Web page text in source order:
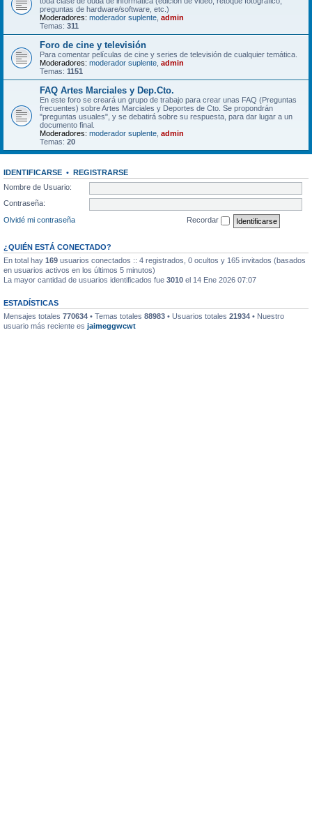
preguntas de hardware/software, etc.)
Moderadores: moderador suplente admin
Temas: 311
Foro de cine y televisión
Para comentar películas de cine y series de televisión de cualquier temática.
Moderadores: moderador suplente admin
Temas: 1151
FAQ Artes Marciales y Dep.Cto.
En este foro se creará un grupo de trabajo para crear unas FAQ (Preguntas
frecuentes) sobre Artes Marciales y Deportes de Cto. Se propondrán
"preguntas usuales", y se debatirá sobre su respuesta, para dar lugar a un
documento final.
Moderadores: moderador suplente admin
Temas: 20
IDENTIFICARSE • REGISTRARSE
Nombre de Usuario:
Contraseña:
Olvidé mi contraseña
Recordar
¿QUIÉN ESTÁ CONECTADO?
En total hay 169 usuarios conectados :: 4 registrados, 0 ocultos y 165 invitados (basados
en usuarios activos en los últimos 5 minutos)
La mayor cantidad de usuarios identificados fue 3010 el 14 Ene 2026 07:07
ESTADÍSTICAS
Mensajes totales 770634 • Temas totales 88983 • Usuarios totales 21934 • Nuestro
usuario más reciente es jaimeggwcwt